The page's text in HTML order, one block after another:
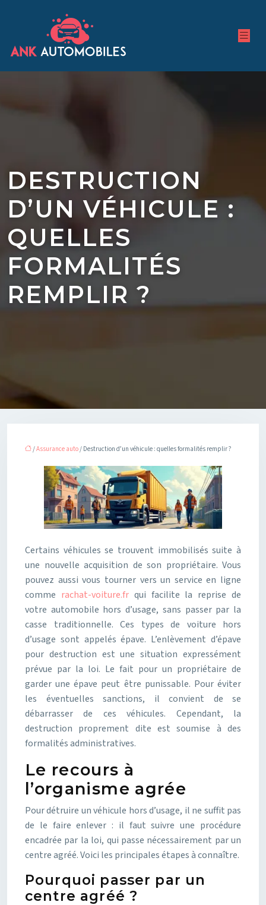
DESTRUCTION
D’UN VÉHICULE :
QUELLES
FORMALITÉS
REMPLIR ?
/Assurance auto/ Destruction d’un véhicule : quelles formalités remplir ?
Certains véhicules se trouvent immobilisés suite à
une nouvelle acquisition de son propriétaire. Vous
pouvez aussi vous tourner vers un service en ligne
comme rachat-voiture.frqui facilite la reprise de
votre automobile hors d’usage, sans passer par la
casse traditionnelle. Ces types de voiture hors
d’usage sont appelés épave. L’enlèvement d’épave
pour destruction est une situation expressément
prévue par la loi. Le fait pour un propriétaire de
garder une épave peut être punissable. Pour éviter
les éventuelles sanctions, il convient de se
débarrasser de ces véhicules. Cependant, la
destruction proprement dite est soumise à des
formalités administratives.
Le recours à
l’organisme agrée
Pour détruire un véhicule hors d’usage, il ne suffit pas
de le faire enlever : il faut suivre une procédure
encadrée par la loi, qui passe nécessairement par un
centre agréé. Voici les principales étapes à connaître.
Pourquoi passer par un
centre agréé ?